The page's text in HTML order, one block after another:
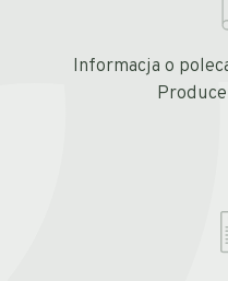
Informacja o